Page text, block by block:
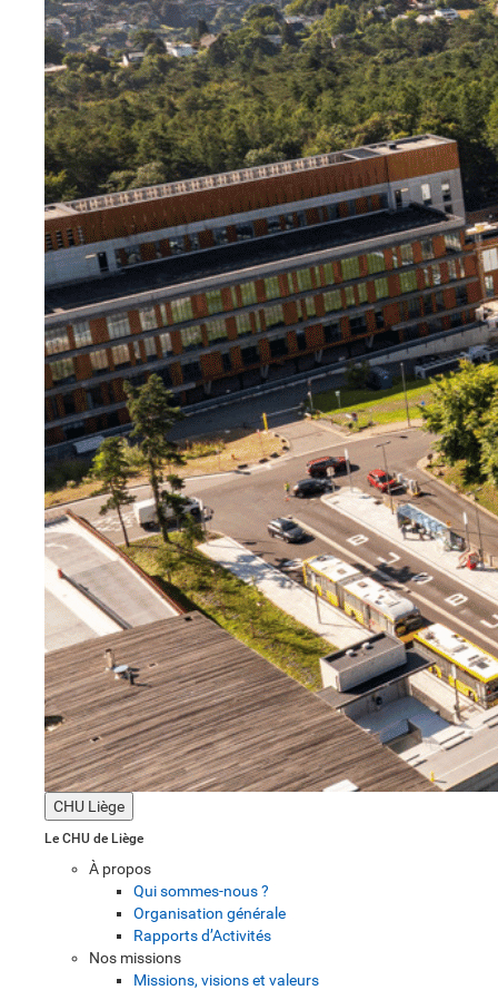
CHU Liège
Le CHU de Liège
À propos
Qui sommes-nous ?
Organisation générale
Rapports d’Activités
Nos missions
Missions, visions et valeurs